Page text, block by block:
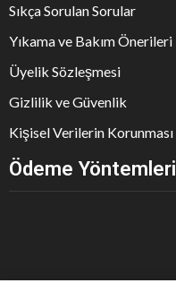
Sıkça Sorulan Sorular
Yıkama ve Bakım Önerileri
Üyelik Sözleşmesi
Gizlilik ve Güvenlik
Kişisel Verilerin Korunması
Ödeme Yöntemleri